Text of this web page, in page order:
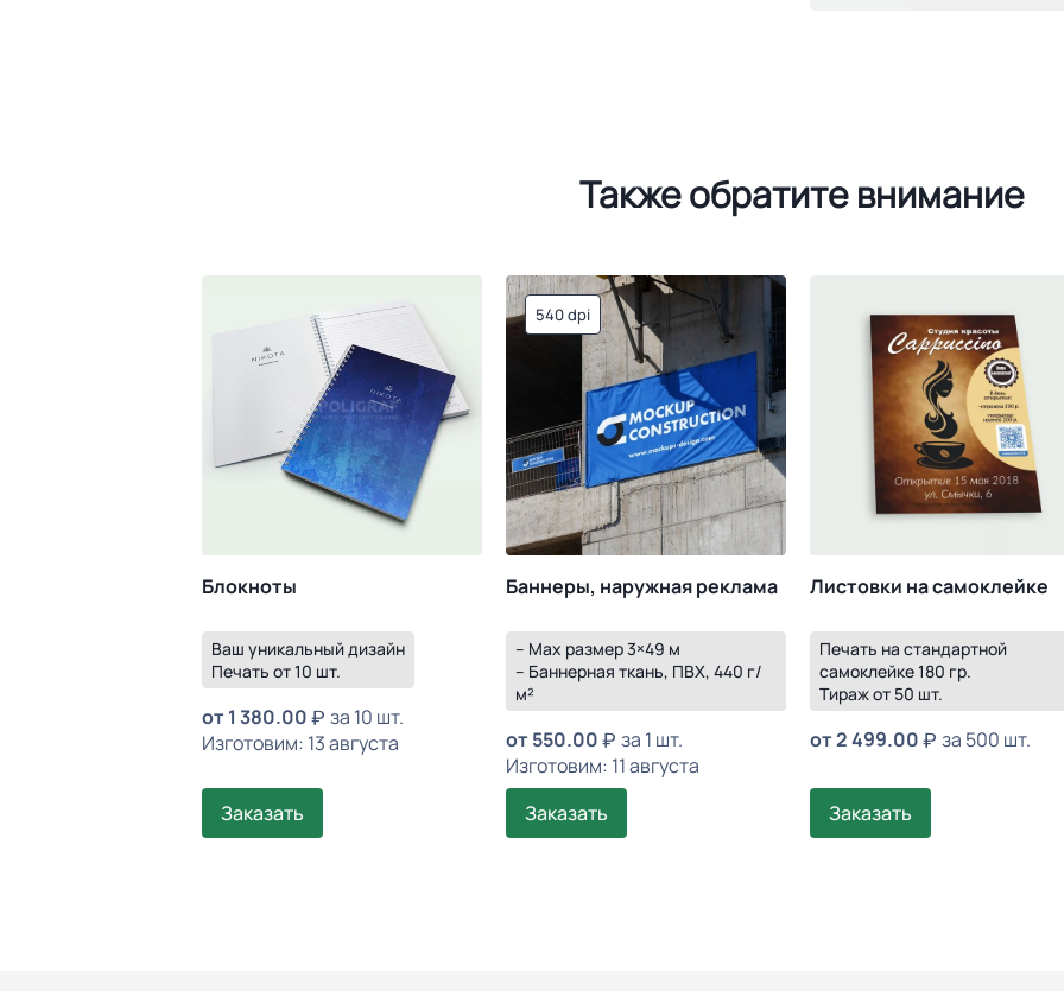
Также обратите внимание
Блокноты
Ваш уникальный дизайн
Печать от 10 шт.
от 1 380.00
за 10 шт.
Изготовим: 13 августа
Заказать
540 dpi
Баннеры, наружная реклама
– Max размер 3×49 м
– Баннерная ткань, ПВХ, 440 г/
м²
от 550.00
за 1 шт.
Изготовим: 11 августа
Заказать
Листовки на самоклейке
Печать на стандартной
самоклейке 180 гр.
Тираж от 50 шт.
от2 499.00 за 500 шт.
Заказать